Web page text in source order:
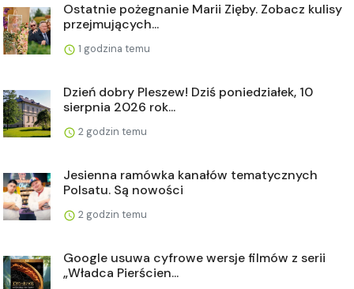
Ostatnie pożegnanie Marii Zięby. Zobacz kulisy
przejmujących...
1 godzina temu
Dzień dobry Pleszew! Dziś poniedziałek, 10
sierpnia 2026 rok...
2 godzin temu
Jesienna ramówka kanałów tematycznych
Polsatu. Są nowości
2 godzin temu
Google usuwa cyfrowe wersje filmów z serii
„Władca Pierścien...